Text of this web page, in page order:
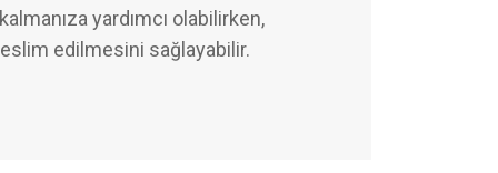
yardımcı olabilirken,
edilmesini sağlayabilir.